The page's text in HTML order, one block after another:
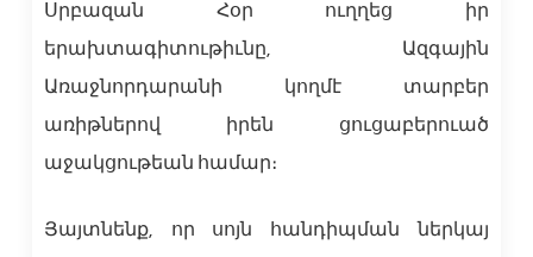
Սրբազան Հօր ուղղեց իր
երախտագիտութիւնը, Ազգային
Առաջնորդարանի կողմէ տարբեր
առիթներով իրեն ցուցաբերուած
աջակցութեան համար։
Յայտնենք, որ սոյն հանդիպման ներկայ